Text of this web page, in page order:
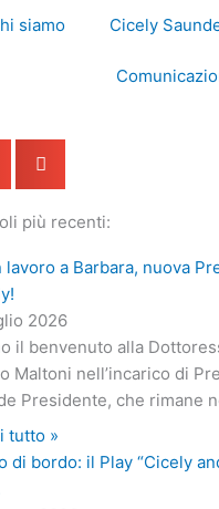
siamo Cicely
più recenti:
lavoro a Barbara, nuova
2026
il benvenuto alla
Maltoni nell’incarico di
Presidente, che rimane
tutto »
di bordo: il Play “Cicely